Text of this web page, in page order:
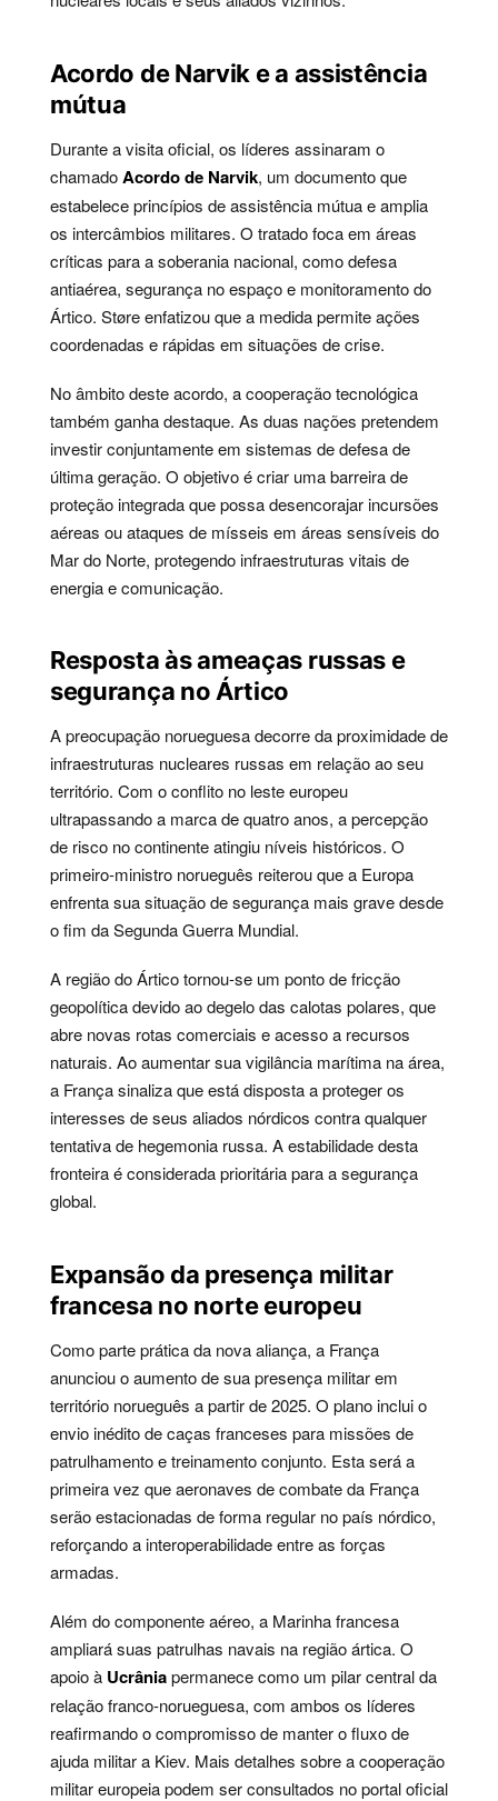
Acordo de Narvik e a assistência
mútua
Durante a visita oficial, os líderes assinaram o
chamadoAcordo de Narvik, um documento que
estabelece princípios de assistência mútua e amplia
os intercâmbios militares. O tratado foca em áreas
críticas para a soberania nacional, como defesa
antiaérea, segurança no espaço e monitoramento do
Ártico. Støre enfatizou que a medida permite ações
coordenadas e rápidas em situações de crise.
No âmbito deste acordo, a cooperação tecnológica
também ganha destaque. As duas nações pretendem
investir conjuntamente em sistemas de defesa de
última geração. O objetivo é criar uma barreira de
proteção integrada que possa desencorajar incursões
aéreas ou ataques de mísseis em áreas sensíveis do
Mar do Norte, protegendo infraestruturas vitais de
energia e comunicação.
Resposta às ameaças russas e
segurança no Ártico
A preocupação norueguesa decorre da proximidade de
infraestruturas nucleares russas em relação ao seu
território. Com o conflito no leste europeu
ultrapassando a marca de quatro anos, a percepção
de risco no continente atingiu níveis históricos. O
primeiro-ministro norueguês reiterou que a Europa
enfrenta sua situação de segurança mais grave desde
o fim da Segunda Guerra Mundial.
A região do Ártico tornou-se um ponto de fricção
geopolítica devido ao degelo das calotas polares, que
abre novas rotas comerciais e acesso a recursos
naturais. Ao aumentar sua vigilância marítima na área,
a França sinaliza que está disposta a proteger os
interesses de seus aliados nórdicos contra qualquer
tentativa de hegemonia russa. A estabilidade desta
fronteira é considerada prioritária para a segurança
global.
Expansão da presença militar
francesa no norte europeu
Como parte prática da nova aliança, a França
anunciou o aumento de sua presença militar em
território norueguês a partir de 2025. O plano inclui o
envio inédito de caças franceses para missões de
patrulhamento e treinamento conjunto. Esta será a
primeira vez que aeronaves de combate da França
serão estacionadas de forma regular no país nórdico,
reforçando a interoperabilidade entre as forças
armadas.
Além do componente aéreo, a Marinha francesa
ampliará suas patrulhas navais na região ártica. O
apoio à Ucrâniapermanece como um pilar central da
relação franco-norueguesa, com ambos os líderes
reafirmando o compromisso de manter o fluxo de
ajuda militar a Kiev. Mais detalhes sobre a cooperação
militar europeia podem ser consultados no portal oficial